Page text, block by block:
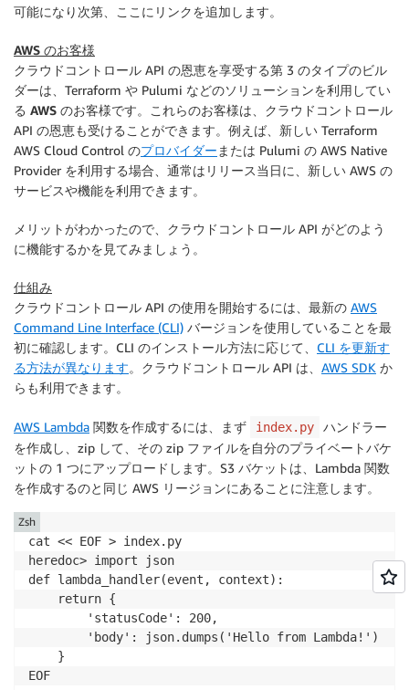
可能になり次第、ここにリンクを追加します。
AWS のお客様
クラウドコントロール API の恩恵を享受する第 3 のタイプのビル
ダーは、Terraform や Pulumi などのソリューションを利用してい
る AWS のお客様です。これらのお客様は、 クラウドコントロール
API の恩恵も受けることができます。例えば、新しい Terraform
AWS Cloud Control のプロバイダー または Pulumi の AWS Native
Provider を利用する場合、通常はリリース当日に、新しい AWS の
サービスや機能を利用できます。
メリットがわかったので、 クラウドコントロール API がどのよう
に機能するかを見てみましょう。
仕組み
クラウドコントロール API の使用を開始するには、最新の AWS
Command Line Interface (CLI) バージョンを使用していることを最
初に確認します。CLI のインストール方法に応じて、 CLI を更新す
る方法が異なります。 クラウドコントロール API は、 AWS SDK か
らも利用できます。
AWS Lambda 関数を作成するには、まず index.py
ハンドラー
を作成し、zip して、その zip ファイルを自分のプライベートバケ
ットの 1 つにアップロードします。S3 バケットは、Lambda 関数
を作成するのと同じ AWS リージョンにあることに注意します。
cat << EOF > index.py
heredoc> import json
def lambda_handler(event, context):
    return {
        'statusCode': 200,
        'body': json.dumps('Hello from Lambda!')
    }
EOF
Zsh